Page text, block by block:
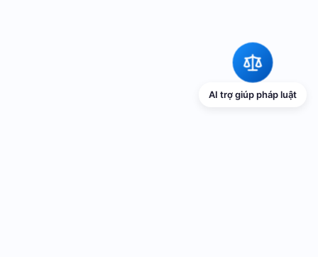
AI trợ giúp pháp luật